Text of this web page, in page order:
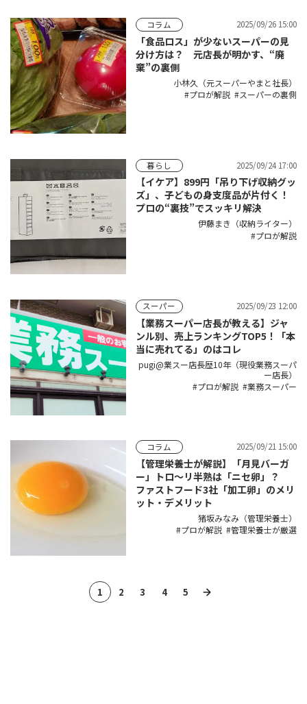
コラム 2025/09/26 15:00
「食品ロス」が少ないスーパーの見
分け方は？ 元店長が明かす、“廃
棄”の裏側
小林久（元スーパーやまと社長）
プロが解説
スーパーの裏側
暮らし 2025/09/24 17:00
【イケア】899円「吊り下げ収納グッ
ズ」、子どもの身支度品が片付く！
プロの“裏技”でスッキリ解決
伊藤まき（収納ライター）
プロが解説
スーパー 2025/09/23 12:00
【業務スーパー店長が教える】ジャ
ンル別、売上ランキングTOP5！「本
当に売れてる」のはコレ
pugi@業スー店長歴10年（現役業務スーパ
ー店長）
プロが解説
業務スーパー
コラム 2025/09/21 15:00
【管理栄養士が解説】「月見バーガ
ー」トロ〜リ半熟は「ニセ卵」？
ファストフード3社「加工卵」のメリ
ット・デメリット
猪坂みなみ（管理栄養士）
プロが解説
管理栄養士が厳選
1 2 3 4 5